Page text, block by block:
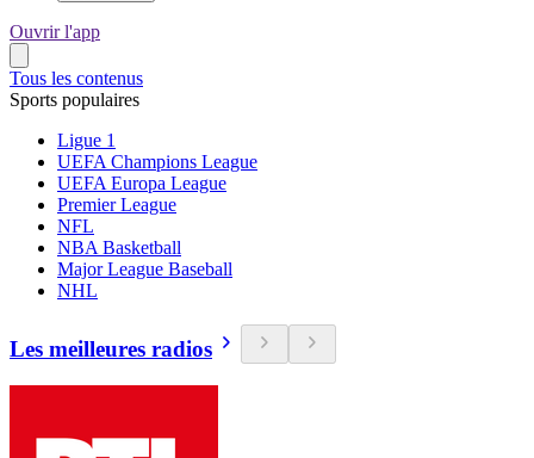
Ouvrir l'app
Tous les contenus
Sports populaires
Ligue 1
UEFA Champions League
UEFA Europa League
Premier League
NFL
NBA Basketball
Major League Baseball
NHL
Les meilleures radios